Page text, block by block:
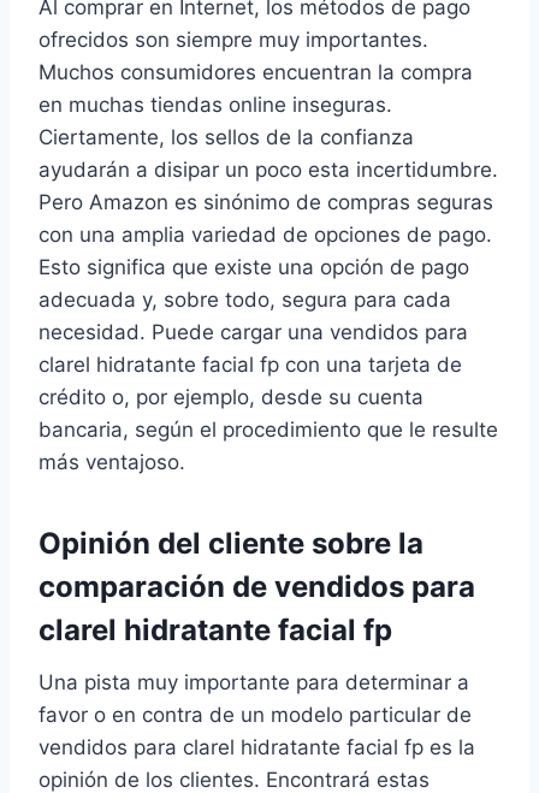
Al comprar en Internet, los métodos de pago
ofrecidos son siempre muy importantes.
Muchos consumidores encuentran la compra
en muchas tiendas online inseguras.
Ciertamente, los sellos de la confianza
ayudarán a disipar un poco esta incertidumbre.
Pero Amazon es sinónimo de compras seguras
con una amplia variedad de opciones de pago.
Esto significa que existe una opción de pago
adecuada y, sobre todo, segura para cada
necesidad. Puede cargar una vendidos para
clarel hidratante facial fp con una tarjeta de
crédito o, por ejemplo, desde su cuenta
bancaria, según el procedimiento que le resulte
más ventajoso.
Opinión del cliente sobre la
comparación de vendidos para
clarel hidratante facial fp
Una pista muy importante para determinar a
favor o en contra de un modelo particular de
vendidos para clarel hidratante facial fp es la
opinión de los clientes. Encontrará estas